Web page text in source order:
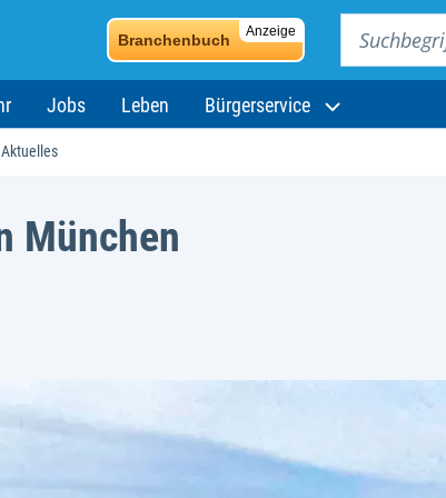
Anzeige
Branchenbuch
Jobs Leben Bürgerservice
München